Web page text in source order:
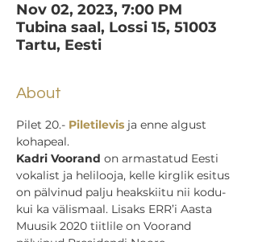
Nov 02, 2023, 7:00 PM
Tubina saal, Lossi 15, 51003
Tartu, Eesti
About
Pilet 20.- Piletilevis ja enne algust
kohapeal.
Kadri Voorand on armastatud Eesti
vokalist ja helilooja, kelle kirglik esitus
on pälvinud palju heakskiitu nii kodu-
kui ka välismaal. Lisaks ERR’i Aasta
Muusik 2020 tiitlile on Voorand